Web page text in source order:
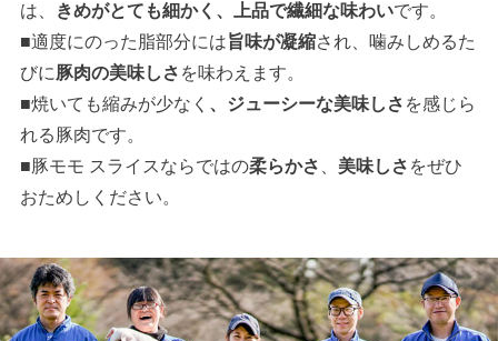
は、
きめがとても細かく、上品で繊細な味わいです。
■適度にのった脂部分には旨味が凝縮され、噛みしめるた
びに豚肉の美味しさ を味わえます。
■焼いても縮みが少なく 、ジューシーな美味しさ を感じら
れる豚肉です。
■豚モモ スライスならではの柔らかさ 美味しさ をぜひ
おためしください。